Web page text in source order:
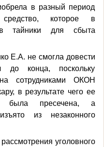
в разный период
средство, которое в
тайники для сбыта
Е.А. не смогла довести
до конца, поскольку
сотрудниками ОКОН
в результате чего ее
была пресечена, а
из незаконного
уголовного